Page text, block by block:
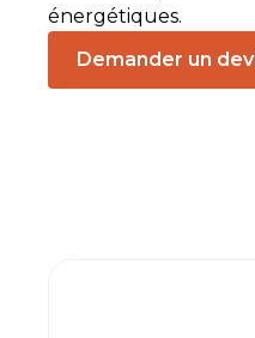
énergétiques.
Demander un